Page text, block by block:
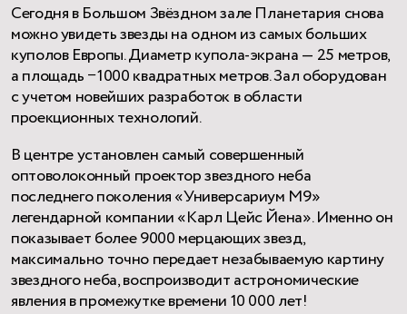
Сегодня в Большом Звёздном зале Планетария снова
можно увидеть звезды на одном из самых больших
куполов Европы. Диаметр купола-экрана — 25 метров,
а площадь −1000 квадратных метров. Зал оборудован
с учетом новейших разработок в области
проекционных технологий.
В центре установлен самый совершенный
оптоволоконный проектор звездного неба
последнего поколения «Универсариум М9»
легендарной компании «Карл Цейс Йена». Именно он
показывает более 9000 мерцающих звезд,
максимально точно передает незабываемую картину
звездного неба, воспроизводит астрономические
явления в промежутке времени 10 000 лет!